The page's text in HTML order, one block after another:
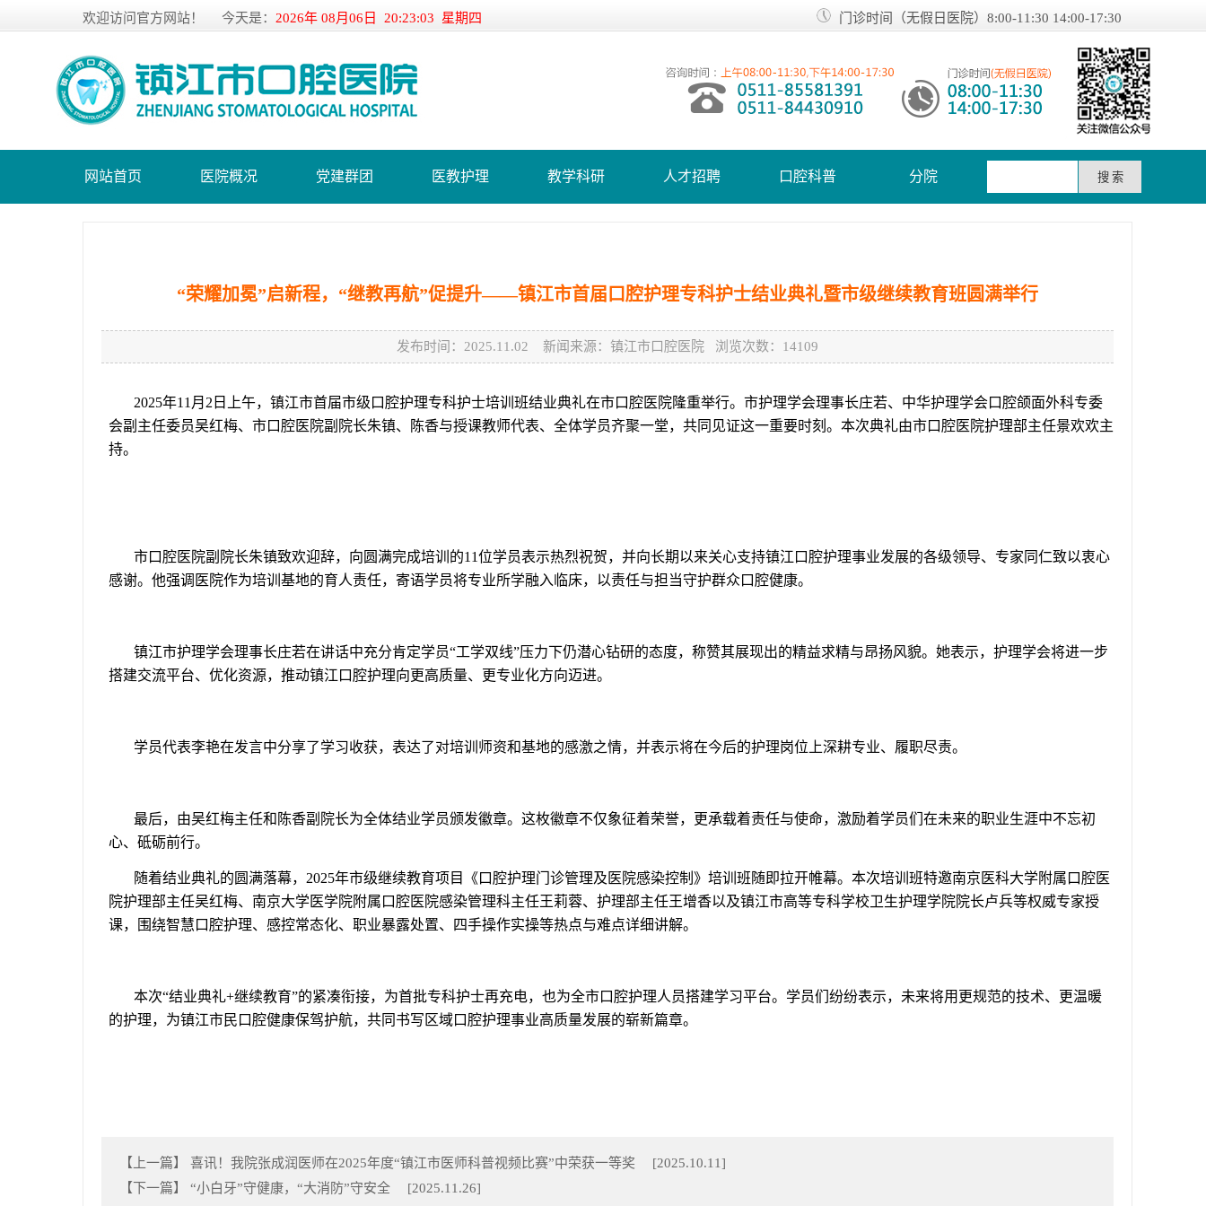
欢迎访问官方网站！ 今天是： 2026年 08月06日 20:23:04 星期四 门诊时间（无假日医院）8:00-11:30 14:00-17:30
网站首页 医院概况 党建群团 医教护理 教学科研 人才招聘 口腔科普 分院
“荣耀加冕”启新程，“继教再航”促提升——镇江市首届口腔护理专科护士结业典礼暨市级继续教育班圆满举行
发布时间：2025.11.02 新闻来源：镇江市口腔医院 浏览次数：14109
2025年11 月 2 日上午，镇江市首届市级口腔护理专科护士培训班结业典礼在市口腔医院隆重举行。市护理学会理事长庄若、中华护理学会口腔颌面外科专委
会副主任委员吴红梅、市口腔医院副院长朱镇、陈香与授课教师代表、全体学员齐聚一堂，共同见证这一重要时刻。本次典礼由市口腔医院护理部主任景欢欢主
持。
市口腔医院副院长朱镇致欢迎辞，向圆满完成培训的11位学员表示热烈祝贺，并向长期以来关心支持镇江口腔护理事业发展的各级领导、专家同仁致以衷心
感谢。他强调医院作为培训基地的育人责任，寄语学员将专业所学融入临床，以责任与担当守护群众口腔健康。
镇江市护理学会理事长庄若在讲话中充分肯定学员“工学双线”压力下仍潜心钻研的态度，称赞其展现出的精益求精与昂扬风貌。她表示，护理学会将进一步
搭建交流平台、优化资源，推动镇江口腔护理向更高质量、更专业化方向迈进。
学员代表李艳在发言中分享了学习收获，表达了对培训师资和基地的感激之情，并表示将在今后的护理岗位上深耕专业、履职尽责。
最后，由吴红梅主任和陈香副院长为全体结业学员颁发徽章。这枚徽章不仅象征着荣誉，更承载着责任与使命，激励着学员们在未来的职业生涯中不忘初
心、砥砺前行。
随着结业典礼的圆满落幕， 2025年市级继续教育项目《口腔护理门诊管理及医院感染控制》培训班随即拉开帷幕。本次培训班特邀南京医科大学附属口腔医
院护理部主任吴红梅、南京大学医学院附属口腔医院感染管理科主任王莉蓉、护理部主任王增香以及镇江市高等专科学校卫生护理学院院长卢兵等权威专家授
课，围绕智慧口腔护理、感控常态化、职业暴露处置、四手操作实操等热点与难点详细讲解。
本次“结业典礼+继续教育”的紧凑衔接，为首批专科护士再充电，也为全市口腔护理人员搭建学习平台。学员们纷纷表示，未来将用更规范的技术、更温暖
的护理，为镇江市民口腔健康保驾护航，共同书写区域口腔护理事业高质量发展的崭新篇章。
【上一篇】 喜讯！我院张成润医师在2025年度“镇江市医师科普视频比赛”中荣获一等奖 [2025.10.11]
【下一篇】 “小白牙”守健康，“大消防”守安全 [2025.11.26]